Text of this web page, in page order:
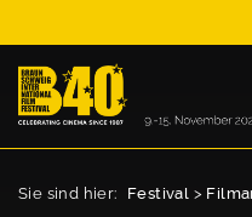
Sie sind hier: Festival >